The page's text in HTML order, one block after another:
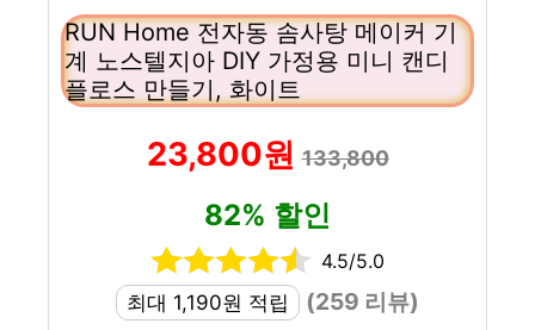
RUN Home 전자동 솜사탕 메이커 기
계 노스텔지아 DIY 가정용 미니 캔디
플로스 만들기, 화이트
23,800원133,800
82% 할인
4.5/5.0
최대 1,190원 적립
(259 리뷰)